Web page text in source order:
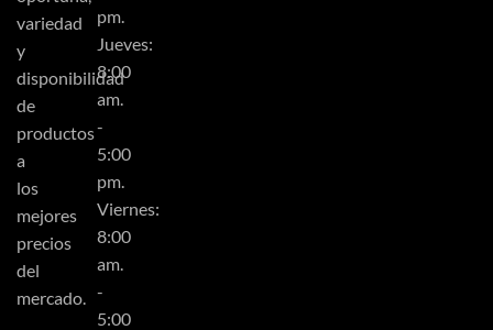
variedad
y
disponibilidad
de
productos
a
los
mejores
precios
del
mercado.
pm.
Jueves:
8:00
am.
-
5:00
pm.
Viernes:
8:00
am.
-
5:00